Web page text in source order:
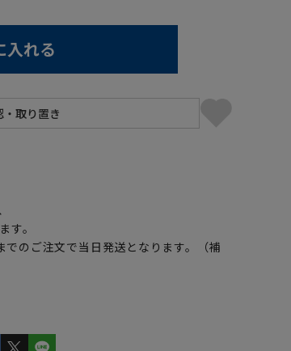
入れる
す。
のご注文で当日発送となります。（補